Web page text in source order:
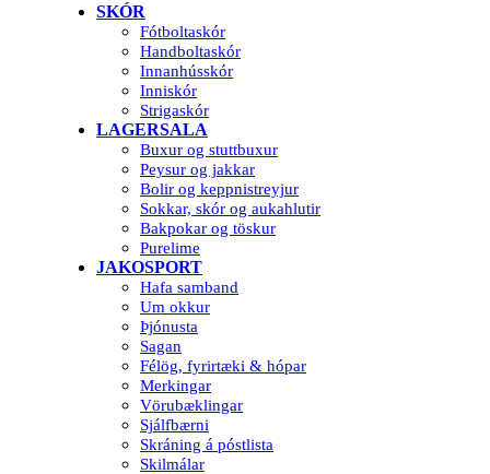
SKÓR
Fótboltaskór
Handboltaskór
Innanhússkór
Inniskór
Strigaskór
LAGERSALA
Buxur og stuttbuxur
Peysur og jakkar
Bolir og keppnistreyjur
Sokkar, skór og aukahlutir
Bakpokar og töskur
Purelime
JAKOSPORT
Hafa samband
Um okkur
Þjónusta
Sagan
Félög, fyrirtæki & hópar
Merkingar
Vörubæklingar
Sjálfbærni
Skráning á póstlista
Skilmálar